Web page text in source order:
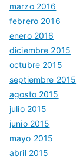
marzo 2016
febrero 2016
enero 2016
diciembre 2015
octubre 2015
septiembre 2015
agosto 2015
julio 2015
junio 2015
mayo 2015
abril 2015